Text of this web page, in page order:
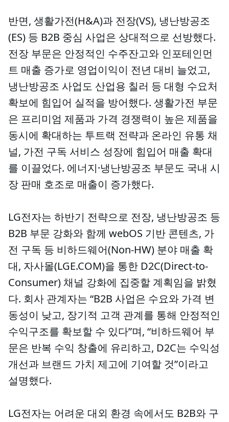
반면, 생활가전(H&A)과 전장(VS), 냉난방공조
(ES) 등 B2B 중심 사업은 상대적으로 선방했다.
전장 부문은 안정적인 수주잔고와 인포테인먼
트 매출 증가로 영업이익이 전년 대비 늘었고,
냉난방공조 사업도 산업용 칠러 등 대형 수요처
확보에 힘입어 실적을 방어했다. 생활가전 부문
은 프리미엄 제품과 가격 경쟁력이 높은 제품을
동시에 확대하는 투트랙 전략과 온라인 유통 채
널, 가전 구독 서비스 성장에 힘입어 매출 확대
를 이끌었다. 에너지·냉난방공조 부문도 국내 시
장 판매 호조로 매출이 증가했다.
LG전자는 하반기 전략으로 전장, 냉난방공조 등
B2B 부문 강화와 함께 webOS 기반 콘텐츠, 가
전 구독 등 비하드웨어(Non-HW) 분야 매출 확
대, 자사몰(LGE.COM)을 통한 D2C(Direct-to-
Consumer) 채널 강화에 집중할 계획임을 밝혔
다. 회사 관계자는 “B2B 사업은 수요와 가격 변
동성이 낮고, 장기적 고객 관계를 통해 안정적인
수익구조를 확보할 수 있다”며, “비하드웨어 부
문은 반복 수익 창출에 유리하고, D2C는 수익성
개선과 브랜드 가치 제고에 기여할 것”이라고
설명했다.
LG전자는 어려운 대외 환경 속에서도 B2B와 구